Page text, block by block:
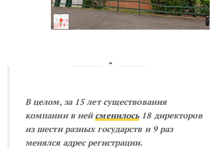
В целом, за 15 лет существования
компании в нейсменилось18 директоров
из шести разных государств и 9 раз
менялся адрес регистрации.